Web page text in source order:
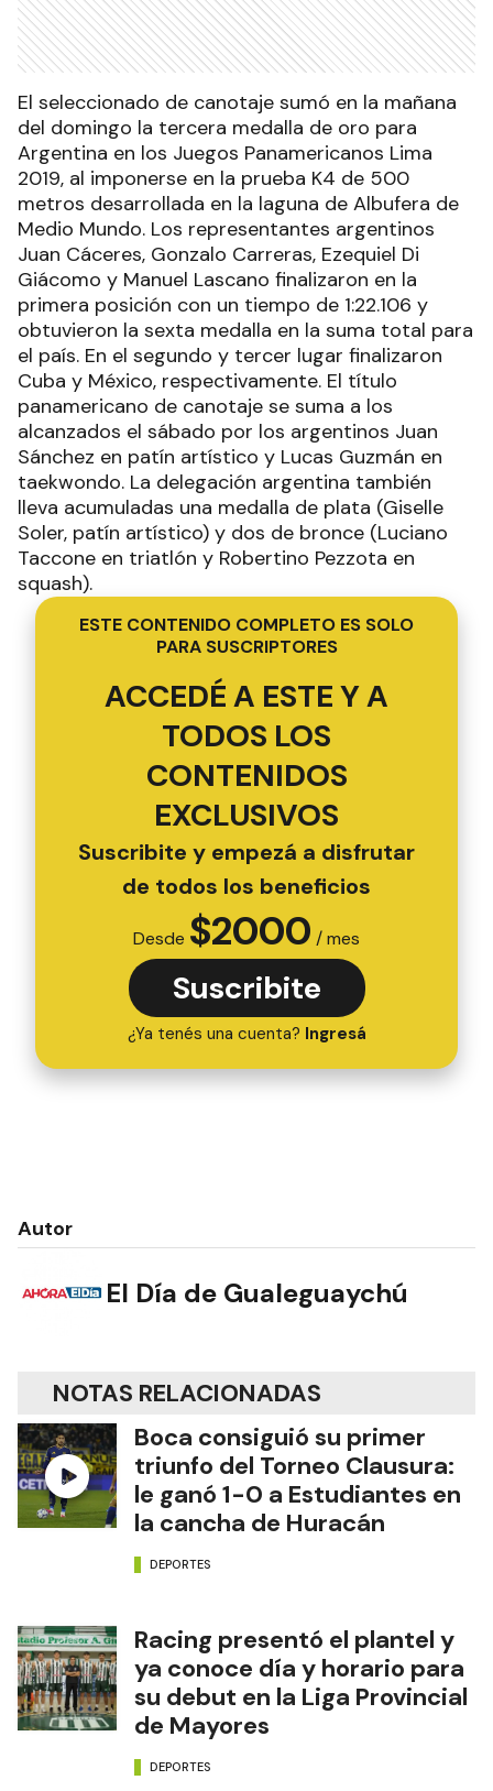
El seleccionado de canotaje sumó en la mañana
del domingo la tercera medalla de oro para
Argentina en los Juegos Panamericanos Lima
2019, al imponerse en la prueba K4 de 500
metros desarrollada en la laguna de Albufera de
Medio Mundo. Los representantes argentinos
Juan Cáceres, Gonzalo Carreras, Ezequiel Di
Giácomo y Manuel Lascano finalizaron en la
primera posición con un tiempo de 1:22.106 y
obtuvieron la sexta medalla en la suma total para
el país. En el segundo y tercer lugar finalizaron
Cuba y México, respectivamente. El título
panamericano de canotaje se suma a los
alcanzados el sábado por los argentinos Juan
Sánchez en patín artístico y Lucas Guzmán en
taekwondo. La delegación argentina también
lleva acumuladas una medalla de plata (Giselle
Soler, patín artístico) y dos de bronce (Luciano
Taccone en triatlón y Robertino Pezzota en
squash).
ESTE CONTENIDO COMPLETO ES SOLO
PARA SUSCRIPTORES
ACCEDÉ A ESTE Y A
TODOS LOS
CONTENIDOS
EXCLUSIVOS
Suscribite y empezá a disfrutar
de todos los beneficios
Desde $2000 / mes
Suscribite
¿Ya tenés una cuenta? Ingresá
Autor
El Día de Gualeguaychú
NOTAS RELACIONADAS
Boca consiguió su primer
triunfo del Torneo Clausura:
le ganó 1-0 a Estudiantes en
la cancha de Huracán
DEPORTES
Racing presentó el plantel y
ya conoce día y horario para
su debut en la Liga Provincial
de Mayores
DEPORTES